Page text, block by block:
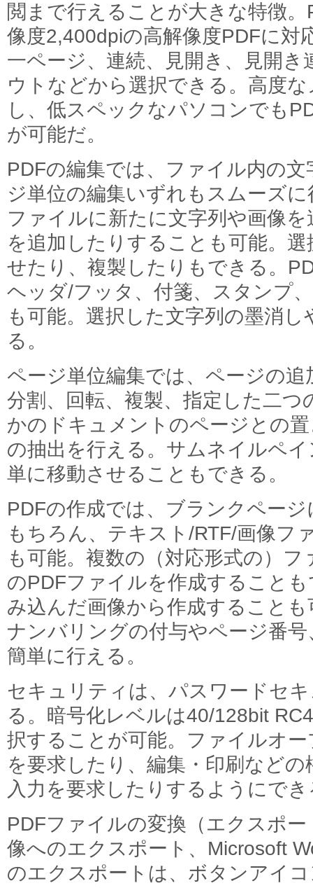
閲まで行えることが大きな特徴
像度2,400dpiの高解像度PDFに対
一ページ、連続、見開き、見開
ウトなどから選択できる。高度
し、低スペックなパソコンでも
が可能だ。
PDFの編集では、ファイル内の
ジ単位の編集いずれもスムーズ
ファイルに新たに文字列や画像
を追加したりすることも可能。
せたり、複製したりもできる。
ヘッダ/フッタ、付箋、スタンプ
も可能。選択した文字列の墨消
る。
ページ単位編集では、ページの
分割、回転、複製、指定した二
かのドキュメントのページとの
の抽出を行える。サムネイルペ
単に移動させることもできる。
PDFの作成では、ブランクペー
もちろん、テキスト/RTF/画像フ
も可能。複数の（対応形式の）
のPDFファイルを作成すること
み込んだ画像から作成すること
ナンバリングの付与やページ番
簡単に行える。
セキュリティは、パスワードセ
る。暗号化レベルは40/128bit
択することが可能。ファイルオ
を要求したり、編集・印刷など
入力を要求したりするようにでき
PDFファイルの変換（エクスポ
像へのエクスポート、Microsoft
のエクスポートは、ボタンアイ